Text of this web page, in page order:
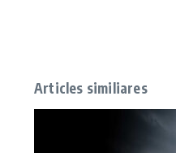
Articles similiares